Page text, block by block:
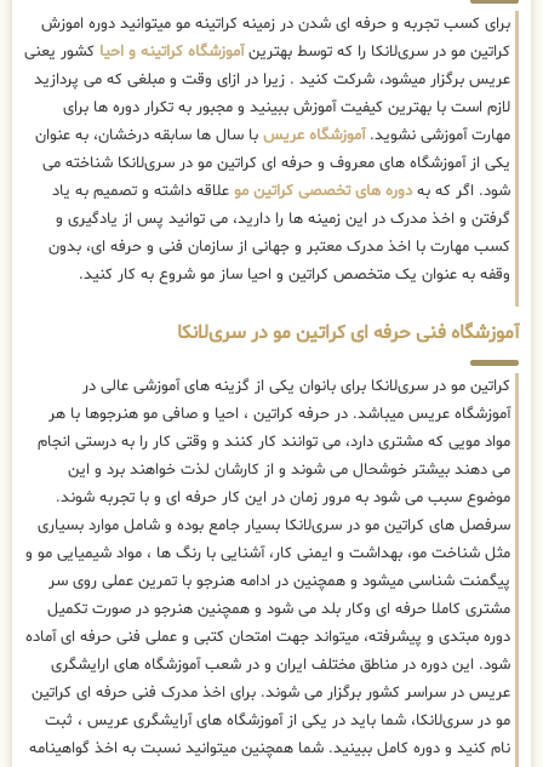
برای کسب تجربه و حرفه ای شدن در زمینه کراتینه مو میتوانید دوره اموزش
کراتین مو در سری‌لانکا را که توسط بهترینآموزشگاه کراتینه و احیا کشور یعنی
عریس برگزار میشود، شرکت کنید . زیرا در ازای وقت و مبلغی که می پردازید
لازم است با بهترین کیفیت آموزش ببینید و مجبور به تکرار دوره ها برای
مهارت آموزشی نشوید.آموزشگاه عریس با سال ها سابقه درخشان، به عنوان
یکی از آموزشگاه های معروف و حرفه ای کراتین مو در سری‌لانکا شناخته می
شود. اگر که بهدوره های تخصصی کراتین مو علاقه داشته و تصمیم به یاد
گرفتن و اخذ مدرک در این زمینه ها را دارید، می توانید پس از یادگیری و
کسب مهارت با اخذ مدرک معتبر و جهانی از سازمان فنی و حرفه ای، بدون
وقفه به عنوان یک متخصص کراتین و احیا ساز مو شروع به کار کنید.
آموزشگاه فنی حرفه ای کراتین مو در سری‌لانکا
کراتین مو در سری‌لانکا برای بانوان یکی از گزینه های آموزشی عالی در
آموزشگاه عریس میباشد. در حرفه کراتین ، احیا و صافی مو هنرجوها با هر
مواد مویی که مشتری دارد، می توانند کار کنند و وقتی کار را به درستی انجام
می دهند بیشتر خوشحال می شوند و از کارشان لذت خواهند برد و این
موضوع سبب می شود به مرور زمان در این کار حرفه ای و با تجربه شوند.
سرفصل های کراتین مو در سری‌لانکا بسیار جامع بوده و شامل موارد بسیاری
مثل شناخت مو، بهداشت و ایمنی کار، آشنایی با رنگ ها ، مواد شیمیایی مو و
پیگمنت شناسی میشود و همچنین در ادامه هنرجو با تمرین عملی روی سر
مشتری کاملا حرفه ای وکار بلد می شود و همچنین هنرجو در صورت تکمیل
دوره مبتدی و پیشرفته، میتواند جهت امتحان کتبی و عملی فنی حرفه ای آماده
شود. این دوره در مناطق مختلف ایران و در شعب آموزشگاه های ارایشگری
عریس در سراسر کشور برگزار می شوند. برای اخذ مدرک فنی حرفه ای کراتین
مو در سری‌لانکا، شما باید در یکی از آموزشگاه های آرایشگری عریس ، ثبت
نام کنید و دوره کامل ببینید. شما همچنین میتوانید نسبت به اخذ گواهینامه